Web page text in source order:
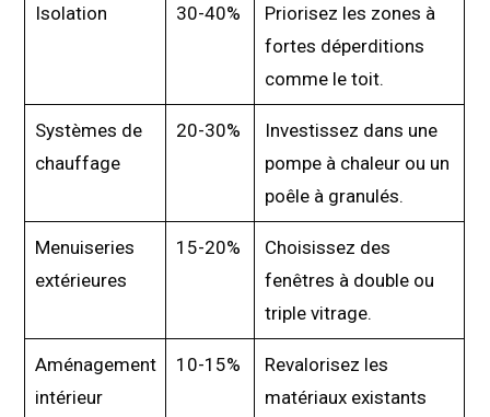
Isolation 30-40%
Priorisez les zones à
fortes déperditions
comme le toit.
Systèmes de
chauffage
20-30%
Investissez dans une
pompe à chaleur ou un
poêle à granulés.
Menuiseries
extérieures
15-20%
Choisissez des
fenêtres à double ou
triple vitrage.
Aménagement
intérieur
10-15%
Revalorisez les
matériaux existants